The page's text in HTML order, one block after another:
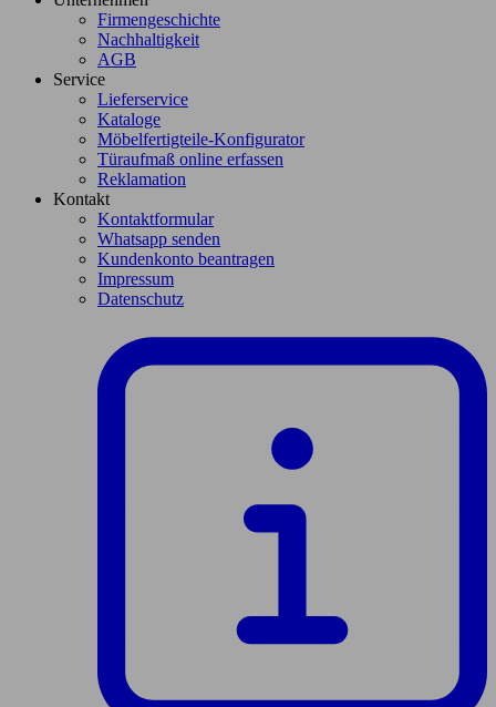
Firmengeschichte
Nachhaltigkeit
AGB
Service
Lieferservice
Kataloge
Möbelfertigteile-Konfigurator
Türaufmaß online erfassen
Reklamation
Kontakt
Kontaktformular
Whatsapp senden
Kundenkonto beantragen
Impressum
Datenschutz